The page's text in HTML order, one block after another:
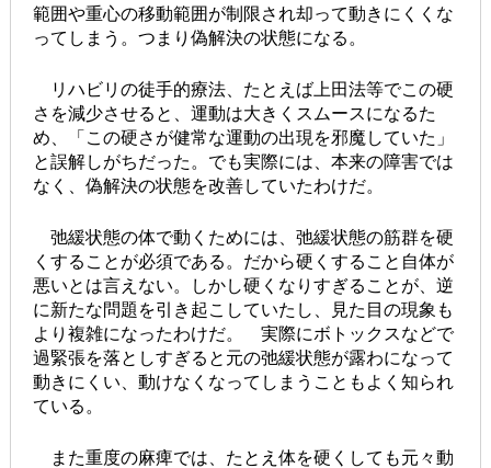
範囲や重心の移動範囲が制限され却って動きにくくな
ってしまう。つまり偽解決の状態になる。
リハビリの徒手的療法、たとえば上田法等でこの硬
さを減少させると、運動は大きくスムースになるた
め、「この硬さが健常な運動の出現を邪魔していた」
と誤解しがちだった。でも実際には、本来の障害では
なく、偽解決の状態を改善していたわけだ。
弛緩状態の体で動くためには、弛緩状態の筋群を硬
くすることが必須である。だから硬くすること自体が
悪いとは言えない。しかし硬くなりすぎることが、逆
に新たな問題を引き起こしていたし、見た目の現象も
より複雑になったわけだ。 実際にボトックスなどで
過緊張を落としすぎると元の弛緩状態が露わになって
動きにくい、動けなくなってしまうこともよく知られ
ている。
また重度の麻痺では、たとえ体を硬くしても元々動